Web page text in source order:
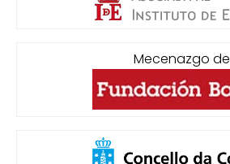
Mecenazgo de